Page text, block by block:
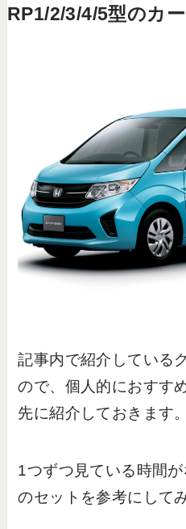
RP1/2/3/4/5型のカ
記事内で紹介している
ので、個人的におすす
先に紹介しておきます。
1つずつ見ている時間
のセットを参考にして